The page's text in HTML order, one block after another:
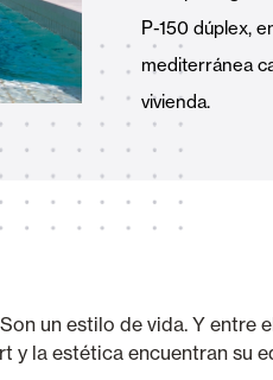
Toldos
P-150 dúplex,
mediterránea
vivienda.
un estilo de vida. Y
y la estética encuentran su